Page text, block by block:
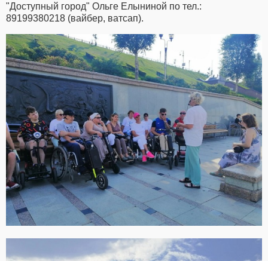
"Доступный город" Ольге Елыниной по тел.:
89199380218 (вайбер, ватсап).